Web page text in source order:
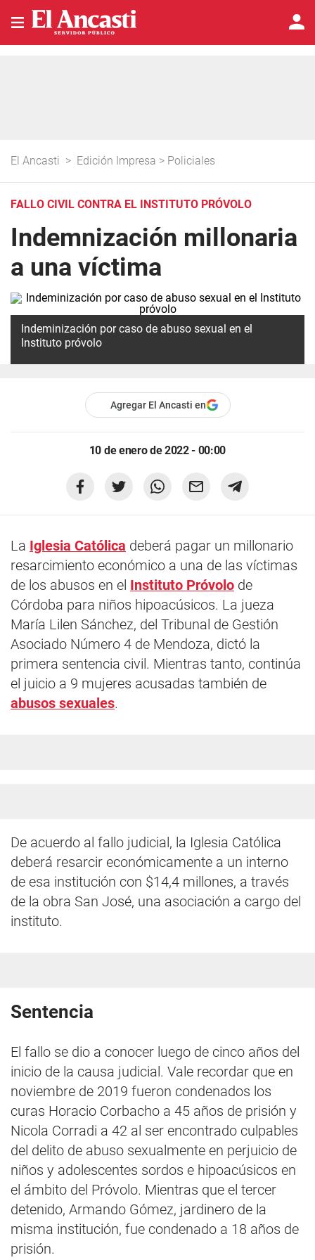
El Ancasti > Edición Impresa > Policiales
FALLO CIVIL CONTRA EL INSTITUTO PRÓVOLO
Indemnización millonaria
a una víctima
Indeminización por caso de abuso sexual en el
Instituto próvolo
Agregar El Ancasti en
10 de enero de 2022 - 00:00
La Iglesia Católica deberá pagar un millonario
resarcimiento económico a una de las víctimas
de los abusos en el Instituto Próvolo de
Córdoba para niños hipoacúsicos. La jueza
María Lilen Sánchez, del Tribunal de Gestión
Asociado Número 4 de Mendoza, dictó la
primera sentencia civil. Mientras tanto, continúa
el juicio a 9 mujeres acusadas también de
abusos sexuales.
De acuerdo al fallo judicial, la Iglesia Católica
deberá resarcir económicamente a un interno
de esa institución con $14,4 millones, a través
de la obra San José, una asociación a cargo del
instituto.
Sentencia
El fallo se dio a conocer luego de cinco años del
inicio de la causa judicial. Vale recordar que en
noviembre de 2019 fueron condenados los
curas Horacio Corbacho a 45 años de prisión y
Nicola Corradi a 42 al ser encontrado culpables
del delito de abuso sexualmente en perjuicio de
niños y adolescentes sordos e hipoacúsicos en
el ámbito del Próvolo. Mientras que el tercer
detenido, Armando Gómez, jardinero de la
misma institución, fue condenado a 18 años de
prisión.